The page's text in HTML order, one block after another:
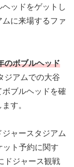
ッドをゲットし
に来場するファ
のボブルヘッド
ジアムでの大谷
ブルヘッドを確
す。
ャースタジアム
ット予約に関す
ドジャース観戦